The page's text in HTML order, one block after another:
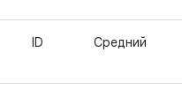
ID Средний